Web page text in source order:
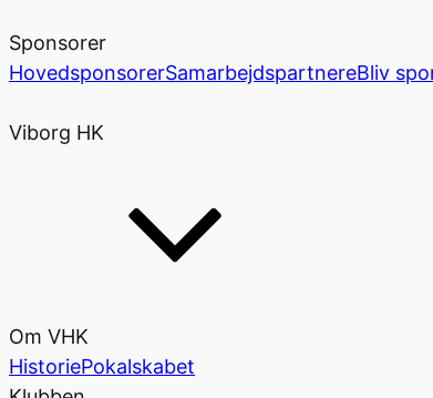
Sponsorer
HovedsponsorerSamarbejdspartnereBliv
Viborg HK
Om VHK
HistoriePokalskabet